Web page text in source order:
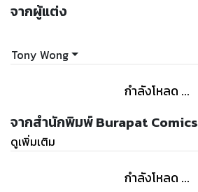
จากผู้แต่ง
Tony Wong
กำลังโหลด ...
จากสำนักพิมพ์ Burapat Comics
ดูเพิ่มเติม
กำลังโหลด ...